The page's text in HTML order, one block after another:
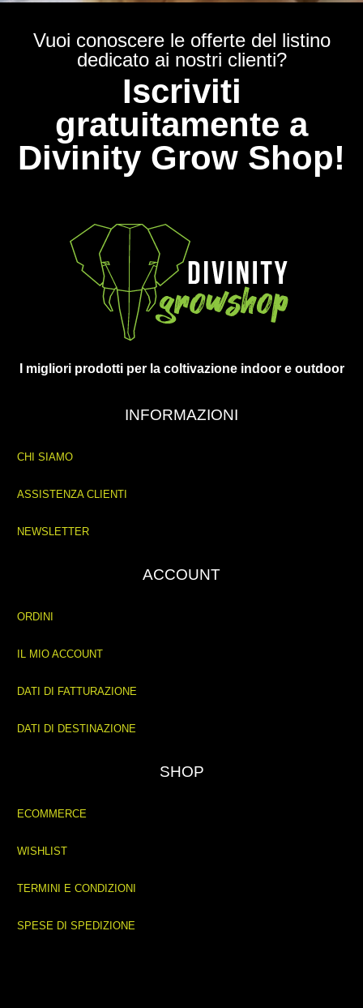
Vuoi conoscere le offerte del listino
dedicato ai nostri clienti?
Iscriviti
gratuitamente a
Divinity Grow Shop!
I migliori prodotti per la coltivazione indoor e outdoor
INFORMAZIONI
CHI SIAMO
ASSISTENZA CLIENTI
NEWSLETTER
ACCOUNT
ORDINI
IL MIO ACCOUNT
DATI DI FATTURAZIONE
DATI DI DESTINAZIONE
SHOP
ECOMMERCE
WISHLIST
TERMINI E CONDIZIONI
SPESE DI SPEDIZIONE